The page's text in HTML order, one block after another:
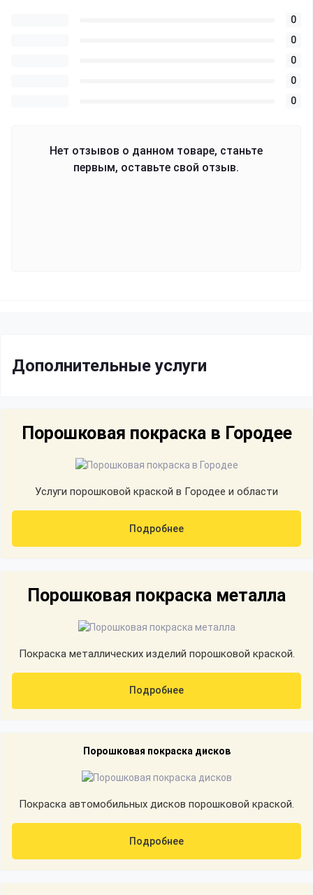
0
0
0
0
0
Нет отзывов о данном товаре, станьте
первым, оставьте свой отзыв.
Дополнительные услуги
Порошковая покраска в Городее
Услуги порошковой краской в Городее и области
Подробнее
Порошковая покраска металла
Покраска металлических изделий порошковой краской.
Подробнее
Порошковая покраска дисков
Покраска автомобильных дисков порошковой краской.
Подробнее